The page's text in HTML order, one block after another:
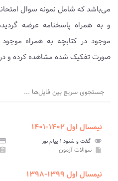
و به همراه پاسخنامه عرضه
موجود در کتابچه به همراه موجود
صورت تفکیک شده مشاهده کرده و
جستجوی سریع بین فایل‌ها ...
نیمسال اول ۱۴۰۲-۱۴۰۱
attachment گفت و شنود ۱ پیام نور
insert_drive_file سوالات آزمون assignment
نیمسال اول ۱۳۹۹-۱۳۹۸